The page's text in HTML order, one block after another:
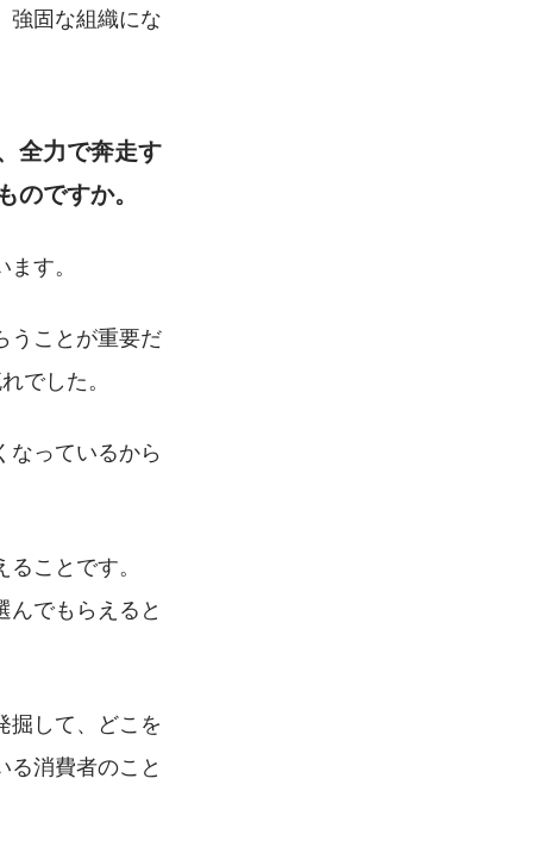
強固な組織にな
全力で奔走す
ですか。
す。
うことが重要だ
でした。
なっているから
ことです。
でもらえると
掘して、どこを
消費者のこと